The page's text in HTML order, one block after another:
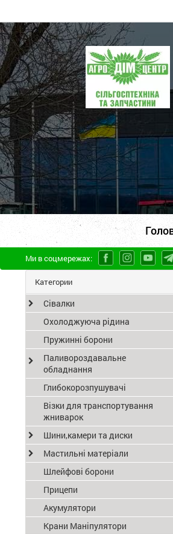
ПП
"Агродім-
центр"
-
продаж
техніки
та
запчастин
Ми в соцмережах:
Категории
Сівалки
Охолоджуюча рідина
Пружинні борони
Паливороздавальне
обладнання
Глибокорозпушувачі
Візки для транспортування
жниварок
Шини,камери та диски
Мастильні матеріали
Шлейфові борони
Прицепи
Акумулятори
Крани Маніпулятори